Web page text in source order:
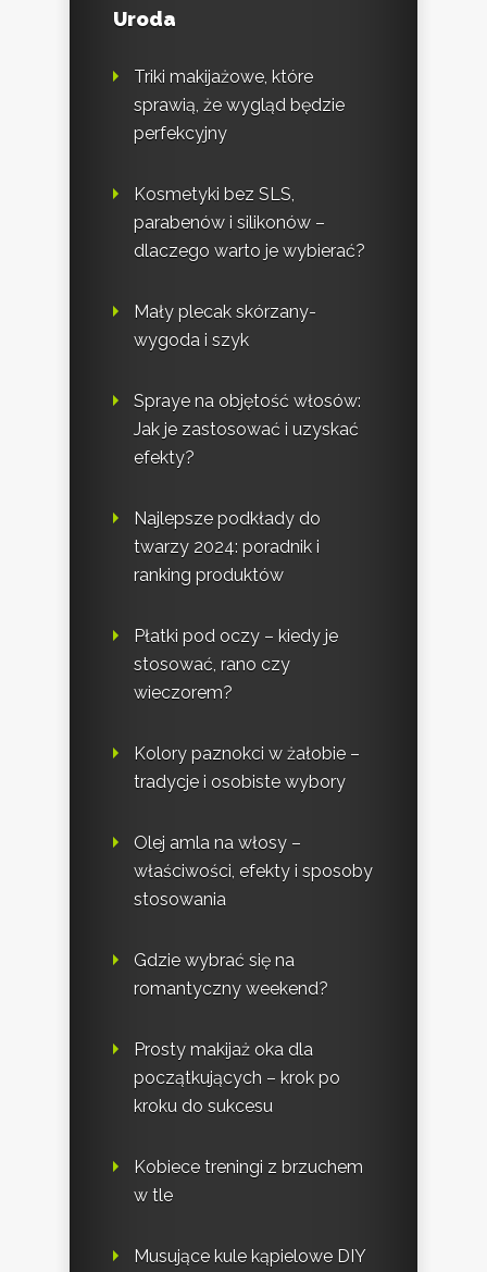
Uroda
Triki makijażowe, które
sprawią, że wygląd będzie
perfekcyjny
Kosmetyki bez SLS,
parabenów i silikonów –
dlaczego warto je wybierać?
Mały plecak skórzany-
wygoda i szyk
Spraye na objętość włosów:
Jak je zastosować i uzyskać
efekty?
Najlepsze podkłady do
twarzy 2024: poradnik i
ranking produktów
Płatki pod oczy – kiedy je
stosować, rano czy
wieczorem?
Kolory paznokci w żałobie –
tradycje i osobiste wybory
Olej amla na włosy –
właściwości, efekty i sposoby
stosowania
Gdzie wybrać się na
romantyczny weekend?
Prosty makijaż oka dla
początkujących – krok po
kroku do sukcesu
Kobiece treningi z brzuchem
w tle
Musujące kule kąpielowe DIY